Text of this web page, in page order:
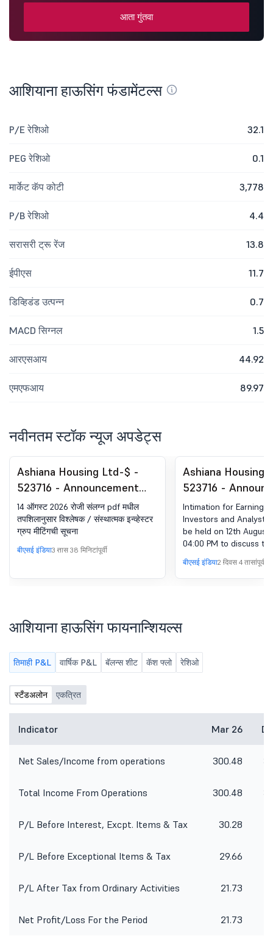
आता गुंतवा
आशियाना हाऊसिंग फंडामेंटल्स
P/E रेशिओ 32.1
PEG रेशिओ 0.1
मार्केट कॅप कोटी 3,778
P/B रेशिओ 4.4
सरासरी ट्रू रेंज 13.8
ईपीएस 11.7
डिव्हिडंड उत्पन्न 0.7
MACD सिग्नल 1.5
आरएसआय 44.92
एमएफआय 89.97
नवीनतम स्टॉक न्यूज अपडेट्स
Ashiana Housing Ltd-$ -
523716 - Announcement
under Regulation 30
(LODR)-Analyst / Investor
Meet - Intimation
14 ऑगस्ट 2026 रोजी संलग्न pdf मधील
तपशिलानुसार विश्लेषक / संस्थात्मक इन्व्हेस्टर
ग्रुप मीटिंगची सूचना
बीएसई इंडिया3 तास 38 मिनिटांपूर्वी
Ashiana Housing
523716 -
under Regulation
(LODR)-Analyst /
Meet - Intimation
Intimation for Earnings
Investors and Analysts
be held on 12th August
04:00 PM to discuss
performance of the
quarter ended 30th
बीएसई इंडिया2 दिवस 4 तासांपूर्वी
आशियाना हाऊसिंग फायनान्शियल्स
तिमाही P&L वार्षिक P&L बॅलन्स शीट कॅश फ्लो रेशिओ
स्टँडअलोन एकत्रित
Indicator Mar 26
Net Sales/Income from operations 300.48
Total Income From Operations 300.48
P/L Before Interest, Excpt. Items & Tax 30.28
P/L Before Exceptional Items & Tax 29.66
P/L After Tax from Ordinary Activities 21.73
Net Profit/Loss For the Period 21.73